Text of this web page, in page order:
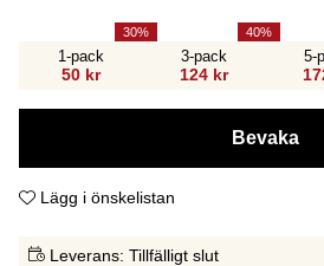
1-pack
50 kr
30
3-pack
124 kr
40
5-
Bevaka
Lägg i önskelistan
Leverans: Tillfälligt slut